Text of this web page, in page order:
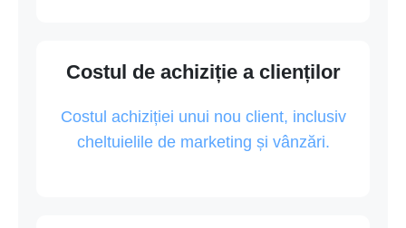
Costul de achiziție a clienților
Costul achiziției unui nou client, inclusiv
cheltuielile de marketing și vânzări.